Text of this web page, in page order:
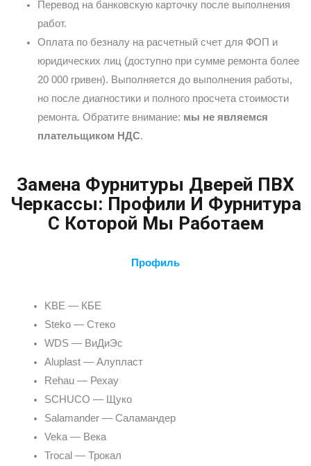
Перевод на банковскую карточку после выполнения
работ.
Оплата по безналу на расчетный счет для ФОП и
юридических лиц (доступно при сумме ремонта более
20 000 гривен). Выполняется до выполнения работы,
но после диагностики и полного просчета стоимости
ремонта. Обратите внимание: мы не являемся
плательщиком НДС.
Замена Фурнитуры Дверей ПВХ
Черкассы: Профили И Фурнитура
С Которой Мы Работаем
Профиль
KBE — КБЕ
Steko — Стеко
WDS — ВиДиЭс
Aluplast — Алупласт
Rehau — Рехау
SCHUCO — Щуко
Salamander — Саламандер
Veka — Века
Trocal — Трокал